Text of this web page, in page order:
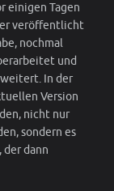
einigen Tagen
veröffentlicht
nochmal
und
In der
Version
nicht nur
sondern es
dann